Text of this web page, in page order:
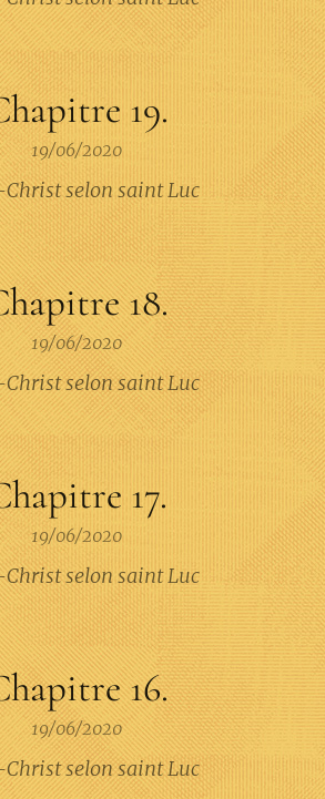
19.
19/06/2020
Christ selon saint Luc
18.
19/06/2020
Christ selon saint Luc
17.
19/06/2020
Christ selon saint Luc
16.
19/06/2020
Christ selon saint Luc